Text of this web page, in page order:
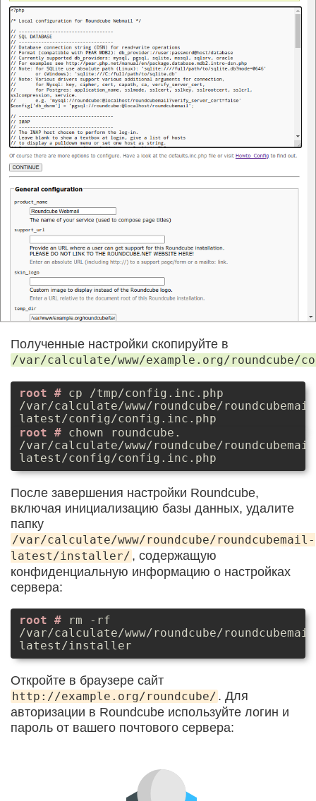
Полученные настройки скопируйте в
/var/calculate/www/example.org/roundcube/
cp /tmp/config.inc.php
/var/calculate/www/roundcube/
latest/config/config.inc.php
chown roundcube.
/var/calculate/www/roundcube/
latest/config/config.inc.php
После завершения настройки Roundcube,
включая инициализацию базы данных, удалите
папку
/var/calculate/www/roundcube/roundcubemail-
latest/installer/ , содержащую
конфиденциальную информацию о настройках
сервера:
rm -rf
/var/calculate/www/roundcube/
latest/installer
Откройте в браузере сайт
http://example.org/roundcube/ . Для
авторизации в Roundcube используйте логин и
пароль от вашего почтового сервера: